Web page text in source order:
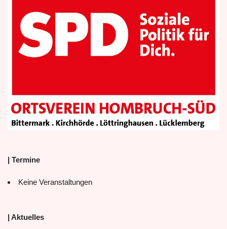
| Termine
Keine Veranstaltungen
| Aktuelles